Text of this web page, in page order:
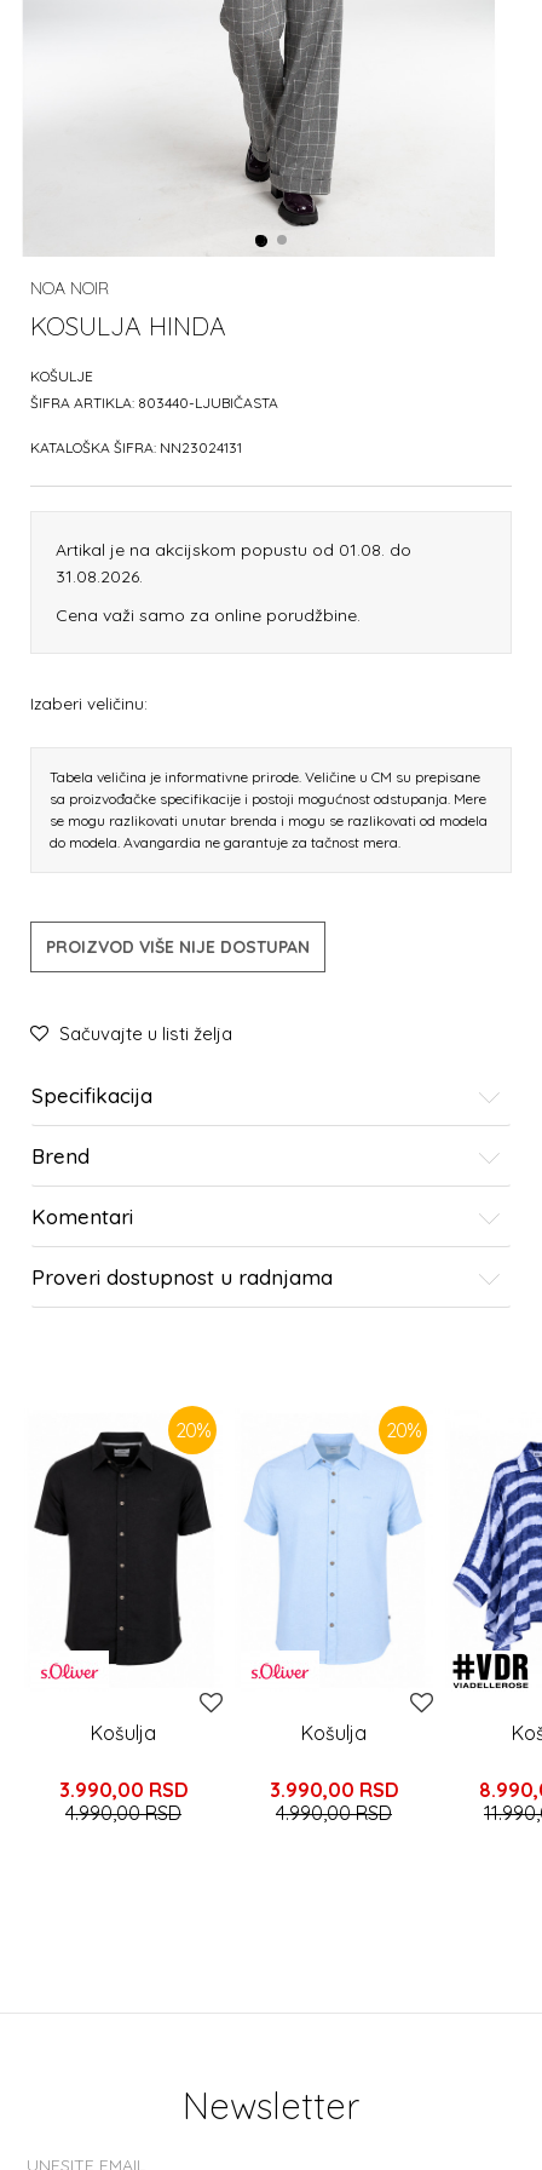
NOA NOIR
KOSULJA HINDA
KOŠULJE
ŠIFRA ARTIKLA: 803440-LJUBIČASTA
KATALOŠKA ŠIFRA: NN23024131
Artikal je na akcijskom popustu od 01.08. do
31.08.2026.
Cena važi samo za online porudžbine.
Izaberi veličinu:
Tabela veličina je informativne prirode. Veličine u CM su prepisane
sa proizvođačke specifikacije i postoji mogućnost odstupanja. Mere
se mogu razlikovati unutar brenda i mogu se razlikovati od modela
do modela. Avangardia ne garantuje za tačnost mera.
PROIZVOD VIŠE NIJE DOSTUPAN
Sačuvajte u listi želja
Specifikacija
Brend
Komentari
Proveri dostupnost u radnjama
20%
Košulja
3.990,00 RSD
4.990,00RSD
20%
Košulja
3.990,00 RSD
4.990,00RSD
Newsletter